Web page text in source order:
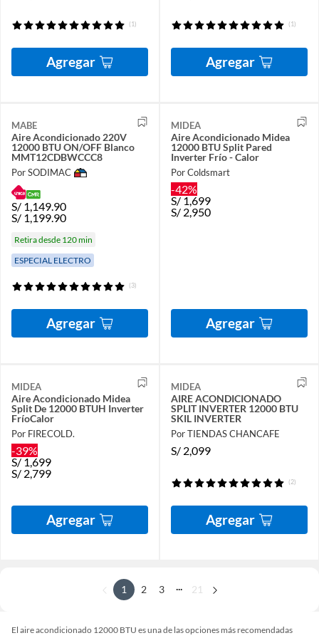
(1)
Agregar
(1)
Agregar
MABE
Aire Acondicionado 220V
12000 BTU ON/OFF Blanco
MMT12CDBWCCC8
Por SODIMAC
S/ 1,149.90
S/ 1,199.90
Retira desde 120 min
ESPECIAL ELECTRO
(3)
Agregar
MIDEA
Aire Acondicionado Midea
12000 BTU Split Pared
Inverter Frío - Calor
Por Coldsmart
-42%
S/1,699
S/ 2,950
Agregar
MIDEA
Aire Acondicionado Midea
Split De 12000 BTUH Inverter
FríoCalor
Por FIRECOLD.
-39%
S/1,699
S/ 2,799
Agregar
MIDEA
AIRE ACONDICIONADO
SPLIT INVERTER 12000 BTU
SKIL INVERTER
Por TIENDAS CHANCAFE
S/ 2,099
(2)
Agregar
1 2 3 ... 21
El aire acondicionado 12000 BTU es una de las opciones más recomendadas